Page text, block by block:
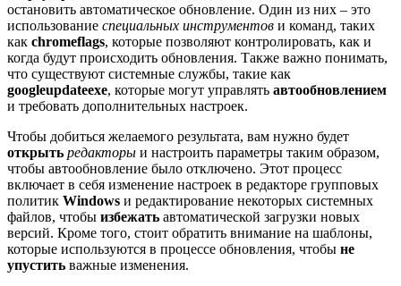
остановить автоматическое обновление. Один из них – это
использование специальных инструментов и команд, таких
как chromeflags, которые позволяют контролировать, как и
когда будут происходить обновления. Также важно понимать,
что существуют системные службы, такие как
googleupdateexe, которые могут управлять автообновлением
и требовать дополнительных настроек.
Чтобы добиться желаемого результата, вам нужно будет
открыть редакторы и настроить параметры таким образом,
чтобы автообновление было отключено. Этот процесс
включает в себя изменение настроек в редакторе групповых
политик Windows и редактирование некоторых системных
файлов, чтобы избежать автоматической загрузки новых
версий. Кроме того, стоит обратить внимание на шаблоны,
которые используются в процессе обновления, чтобы не
упустить важные изменения.